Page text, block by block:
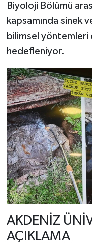
Biyoloji Bölümü
kapsamında sinek
bilimsel yöntemleri
hedefleniyor.
AKDENİZ
AÇIKLAMA